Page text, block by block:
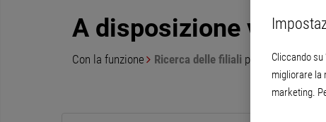
A disposizione vicino
Con la funzione Ricerca delle filiali potete trovare
Cliccando
migliorare la
marketing.